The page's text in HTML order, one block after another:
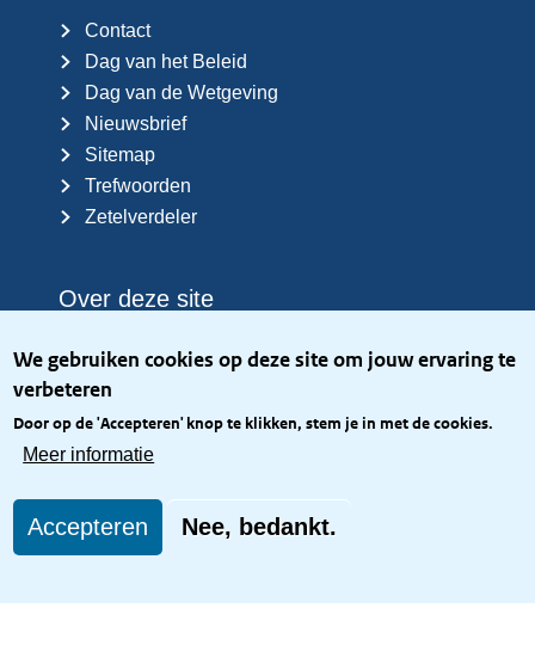
We gebruiken cookies op deze site om jouw ervaring te
verbeteren
Door op de 'Accepteren' knop te klikken, stem je in met de cookies.
Meer informatie
Accepteren Nee, bedankt.
Contact
Dag van het Beleid
Dag van de Wetgeving
Nieuwsbrief
Sitemap
Trefwoorden
Zetelverdeler
Over deze site
Toegang site openbaar
Toegankelijkheid